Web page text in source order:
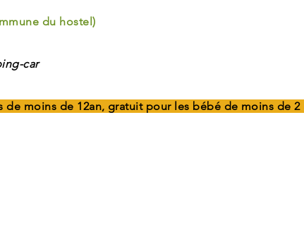
du hostel)
car
de moins de 12an, gratuit pour les bébé de moins de 2